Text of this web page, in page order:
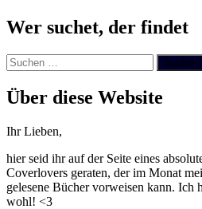
Wer suchet, der findet
Suchen
nach:
Über diese Website
Ihr Lieben,
hier seid ihr auf der Seite eines
Coverlovers geraten, der im Monat
gelesene Bücher vorweisen kann. Ich
wohl! <3